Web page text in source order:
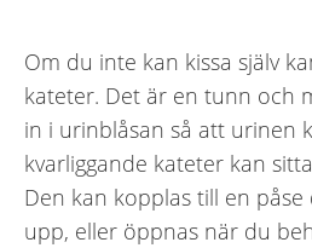
Om du inte kan kissa själv
kateter. Det är en tunn och
in i urinblåsan så att urinen
kvarliggande kateter kan
Den kan kopplas till en
upp, eller öppnas när du